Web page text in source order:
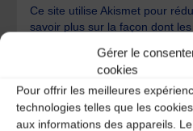
Gérer le
cookies
Pour offrir les meilleures
technologies telles que les
aux informations des appareils.
Ce site utilise Akismet pour
savoir plus sur la façon dont